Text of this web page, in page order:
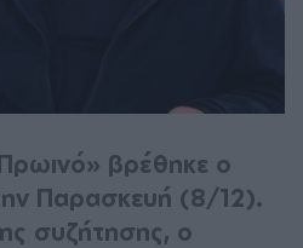
βρέθηκε ο
Παρασκευή (8/12).
συζήτησης, ο